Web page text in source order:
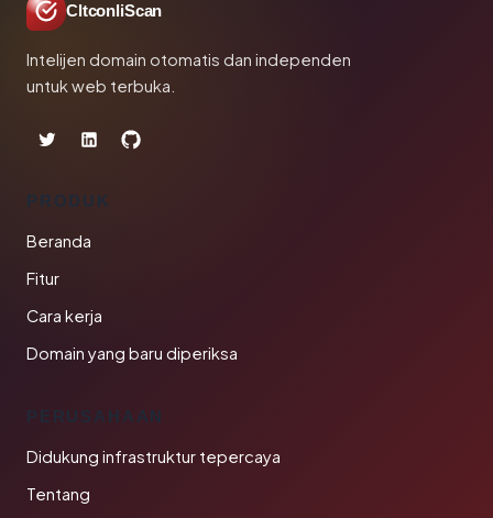
CltconliScan
Intelijen domain otomatis dan independen
untuk web terbuka.
PRODUK
Beranda
Fitur
Cara kerja
Domain yang baru diperiksa
PERUSAHAAN
Didukung infrastruktur tepercaya
Tentang